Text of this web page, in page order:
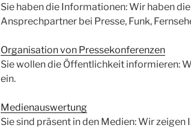
Sie haben die Informationen: Wir haben
Ansprechpartner bei Presse, Funk,
Organisation von Pressekonferenzen
Sie wollen die Öffentlichkeit informieren:
ein.
Medienauswertung
Sie sind präsent in den Medien: Wir zeigen